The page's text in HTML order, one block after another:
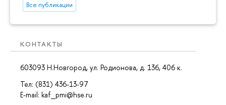
Все публикации
КОНТАКТЫ
603093 Н.Новгород, ул. Родионова, д. 136, 406 к.
Тел: (831) 436-13-97
E-mail: kaf_pmi@hse.ru